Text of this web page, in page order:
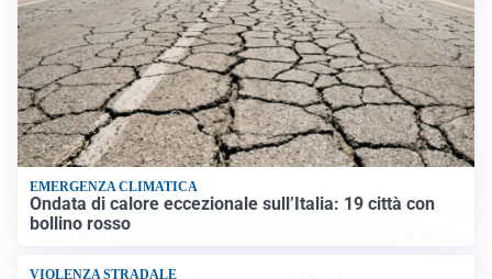
EMERGENZA CLIMATICA
Ondata di calore eccezionale sull’Italia: 19 città con
bollino rosso
VIOLENZA STRADALE